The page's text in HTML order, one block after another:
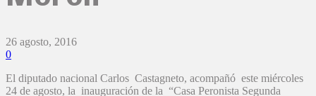
26 agosto, 2016
0
El diputado nacional Carlos Castagneto, acompañó este miércoles
24 de agosto, la inauguración de la “Casa Peronista Segunda